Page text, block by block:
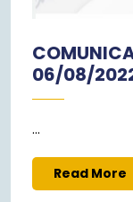
06/08/
...
Read More